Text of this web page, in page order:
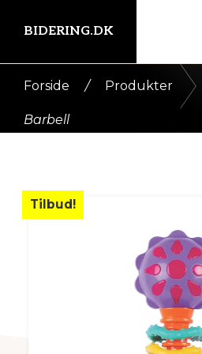
indhold
BIDERING.DK
Forside / Produkter
Barbell
Tilbud!